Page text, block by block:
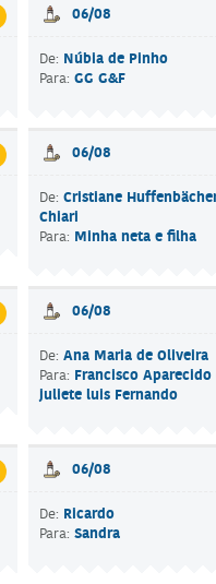
06/08
De: Núbia de Pinho
Para: GG G&F
06/08
De: Cristiane
Chiari
Para: Minha neta e filha
06/08
De: Ana Maria de Oliveira
Para: Francisco
juliete luis Fernando
06/08
De: Ricardo
Para: Sandra